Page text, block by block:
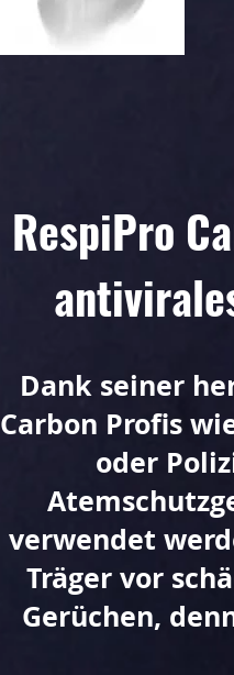
RespiPro
Dank seiner
Carbon Profis
oder
verwendet
Träger vor
Gerüchen,